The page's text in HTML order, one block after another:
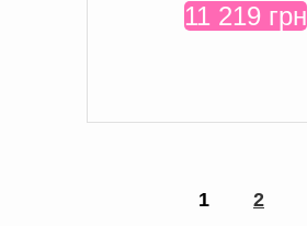
11 219 грн
1 2